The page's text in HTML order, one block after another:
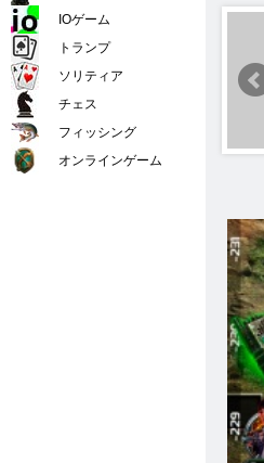
IOゲーム
トランプ
ソリティア
チェス
フィッシング
オンラインゲーム